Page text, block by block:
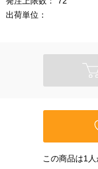
出荷単位：
この商品は1